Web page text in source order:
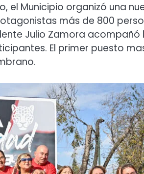
el Municipio organizó una
más de 800
Julio Zamora
El primer puesto